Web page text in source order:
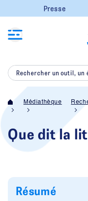
Presse
Médiathèque
Que dit la
Résumé